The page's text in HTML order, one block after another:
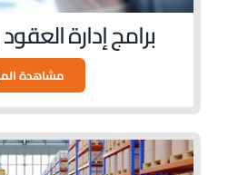
برامج إدارة
مشاهدة